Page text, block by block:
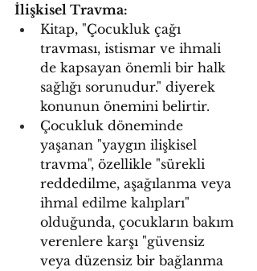
İlişkisel Travma:
Kitap, "Çocukluk çağı
travması, istismar ve ihmali
de kapsayan önemli bir halk
sağlığı sorunudur." diyerek
konunun önemini belirtir.
Çocukluk döneminde
yaşanan "yaygın ilişkisel
travma", özellikle "sürekli
reddedilme, aşağılanma veya
ihmal edilme kalıpları"
olduğunda, çocukların bakım
verenlere karşı "güvensiz
veya düzensiz bir bağlanma